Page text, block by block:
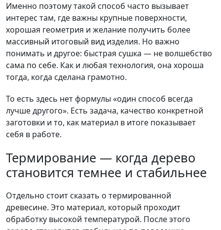
Именно поэтому такой способ часто вызывает
интерес там, где важны крупные поверхности,
хорошая геометрия и желание получить более
массивный итоговый вид изделия. Но важно
понимать и другое: быстрая сушка — не волшебство
сама по себе. Как и любая технология, она хороша
тогда, когда сделана грамотно.
То есть здесь нет формулы «один способ всегда
лучше другого». Есть задача, качество конкретной
заготовки и то, как материал в итоге показывает
себя в работе.
Термирование — когда дерево
становится темнее и стабильнее
Отдельно стоит сказать о термированной
древесине. Это материал, который проходит
обработку высокой температурой. После этого